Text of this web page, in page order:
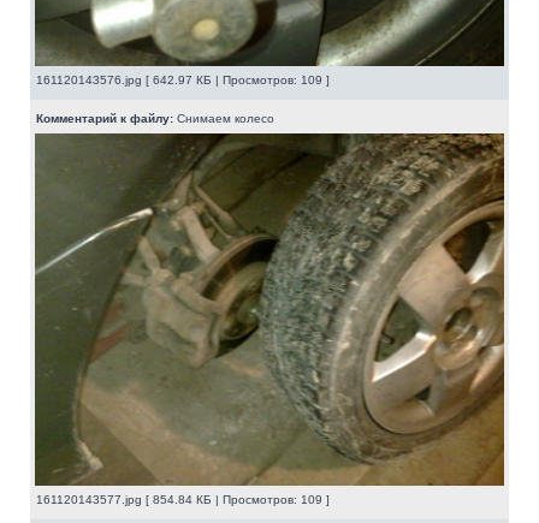
161120143576.jpg [ 642.97 КБ | Просмотров: 109 ]
Комментарий к файлу: Снимаем колесо
161120143577.jpg [ 854.84 КБ | Просмотров: 109 ]